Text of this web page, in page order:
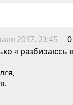
2017, 23:45
0
я разбираюсь